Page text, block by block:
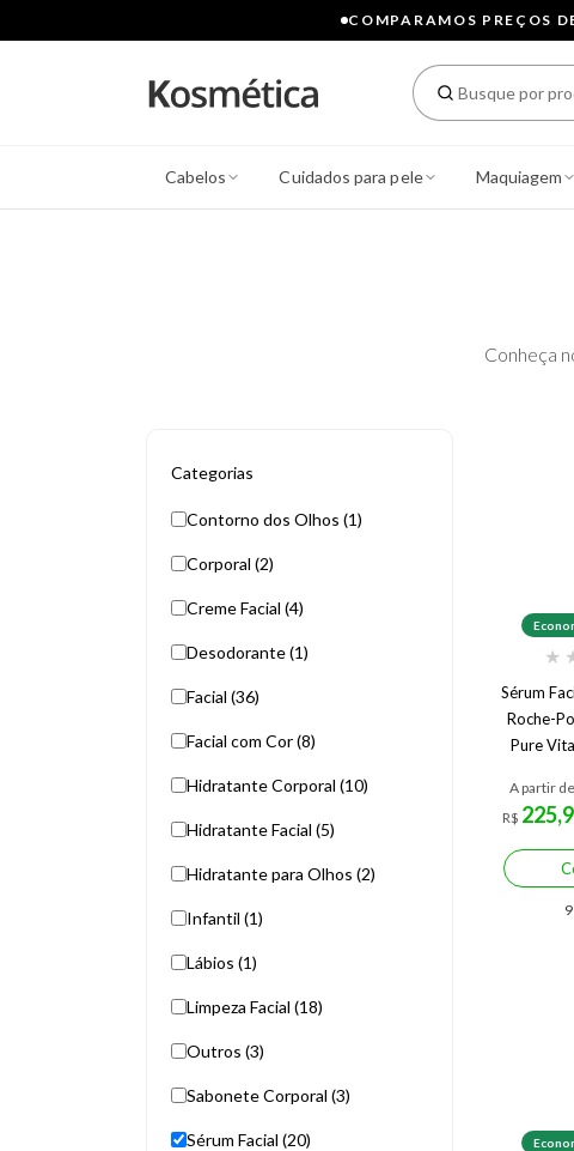
COMPARAMOS PREÇOS
Cabelos Cuidados para pele Maquiagem
Conheça
Categorias
Contorno dos Olhos (1)
Corporal (2)
Creme Facial (4)
Desodorante (1)
Facial (36)
Facial com Cor (8)
Hidratante Corporal (10)
Hidratante Facial (5)
Hidratante para Olhos (2)
Infantil (1)
Lábios (1)
Limpeza Facial (18)
Outros (3)
Sabonete Corporal (3)
Sérum Facial (20)
★
Sérum
Roche-
Pure
A partir
R$